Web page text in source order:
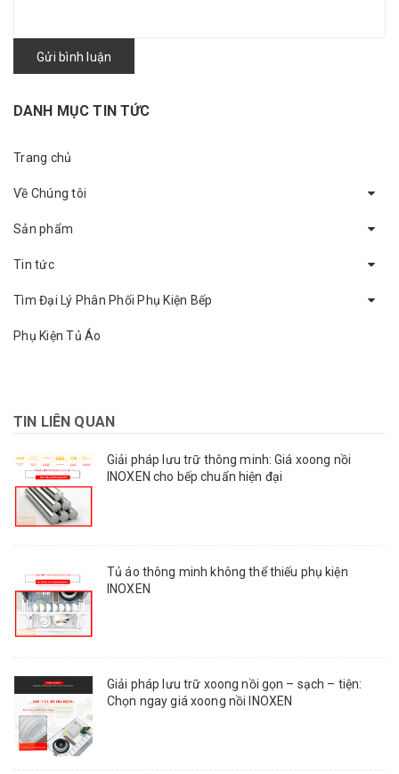
Gửi bình luận
DANH MỤC TIN TỨC
Trang chủ
Về Chúng tôi
Sản phẩm
Tin tức
Tìm Đại Lý Phân Phối Phụ Kiện Bếp
Phụ Kiện Tủ Áo
TIN LIÊN QUAN
Giải pháp lưu trữ thông minh: Giá xoong nồi
INOXEN cho bếp chuẩn hiện đại
Tủ áo thông minh không thể thiếu phụ kiện
INOXEN
Giải pháp lưu trữ xoong nồi gọn – sạch – tiện:
Chọn ngay giá xoong nồi INOXEN